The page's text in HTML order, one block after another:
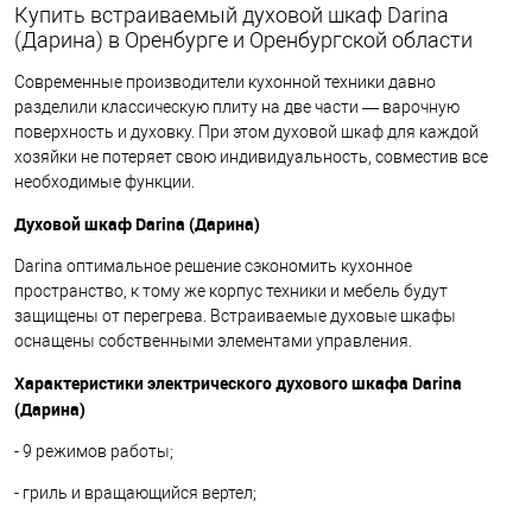
Купить встраиваемый духовой шкаф Darina
(Дарина) в Оренбурге и Оренбургской области
Современные производители кухонной техники давно
разделили классическую плиту на две части — варочную
поверхность и духовку. При этом духовой шкаф для каждой
хозяйки не потеряет свою индивидуальность, совместив все
необходимые функции.
Духовой шкаф Darina (Дарина)
Darina оптимальное решение сэкономить кухонное
пространство, к тому же корпус техники и мебель будут
защищены от перегрева. Встраиваемые духовые шкафы
оснащены собственными элементами управления.
Характеристики электрического духового шкафа Darina
(Дарина)
- 9 режимов работы;
- гриль и вращающийся вертел;